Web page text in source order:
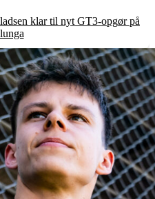
klar til nyt GT3-opgør på